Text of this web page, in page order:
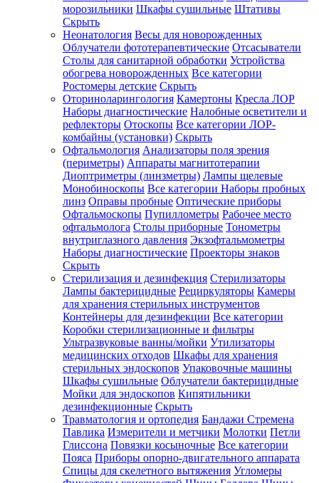
морозильники Шкафы сушильные Штативы
Скрыть
Неонатология Весы для новорожденных
Облучатели фототерапевтические Отсасыватели
Столы для санитарной обработки Устройства
обогрева новорожденных Все категории
Ростомеры детские Скрыть
Оториноларингология Камертоны Кресла ЛОР
Наборы диагностические Налобные осветители и
рефлекторы Отоскопы Все категории ЛОР-
комбайны (установки) Скрыть
Офтальмология Анализаторы поля зрения
(периметры) Аппараты магнитотерапии
Диоптриметры (линзметры) Лампы щелевые
Монобиноскопы Все категории Наборы пробных
линз Оправы пробные Оптические приборы
Офтальмоскопы Пупиллометры Рабочее место
офтальмолога Столы приборные Тонометры
внутриглазного давления Экзофтальмометры
Наборы диагностические Проекторы знаков
Скрыть
Стерилизация и дезинфекция Стерилизаторы
Лампы бактерицидные Рециркуляторы Камеры
для хранения стерильных инструментов
Контейнеры для дезинфекции Все категории
Коробки стерилизационные и фильтры
Ультразвуковые ванны/мойки Утилизаторы
медицинских отходов Шкафы для хранения
стерильных эндоскопов Упаковочные машины
Шкафы сушильные Облучатели бактерицидные
Мойки для эндоскопов Кипятильники
дезинфекционные Скрыть
Травматология и ортопедия Бандажи Стремена
Павлика Измерители и метчики Молотки Петли
Глиссона Повязки косыночные Все категории
Пояса Приборы опорно-двигательного аппарата
Спицы для скелетного вытяжения Угломеры